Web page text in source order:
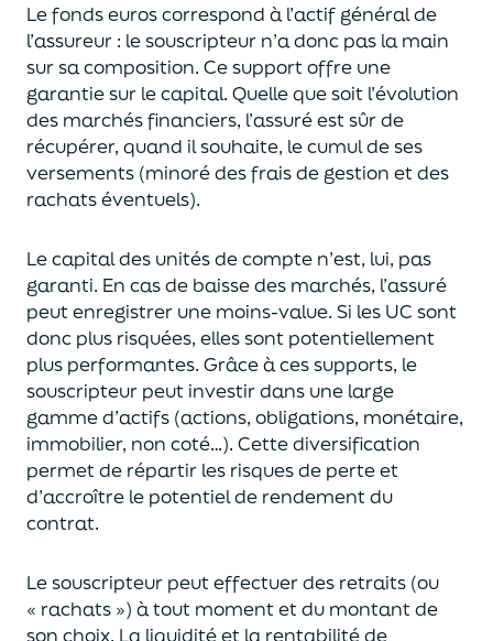
Le fonds euros correspond à l’actif général de
l’assureur : le souscripteur n’a donc pas la main
sur sa composition. Ce support offre une
garantie sur le capital. Quelle que soit l’évolution
des marchés financiers, l’assuré est sûr de
récupérer, quand il souhaite, le cumul de ses
versements (minoré des frais de gestion et des
rachats éventuels).
Le capital des unités de compte n’est, lui, pas
garanti. En casde baisse des marchés, l’assuré
peut enregistrer une moins-value. Si les UC sont
donc plus risquées, elles sont potentiellement
plus performantes. Grâce à ces supports, le
souscripteur peut investir dans une large
gamme d’actifs (actions, obligations, monétaire,
immobilier, non coté…). Cette diversification
permet de répartir les risques de perte et
d’accroître le potentielde rendement du
contrat.
Le souscripteur peut effectuer des retraits (ou
« rachats ») à tout moment et du montant de
son choix. Laliquiditéet la rentabilité de